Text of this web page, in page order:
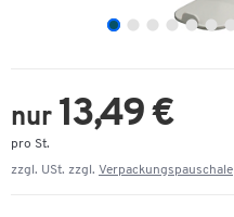
nur 13,49 €
pro St.
zzgl. USt. zzgl. Verpackungspauschale